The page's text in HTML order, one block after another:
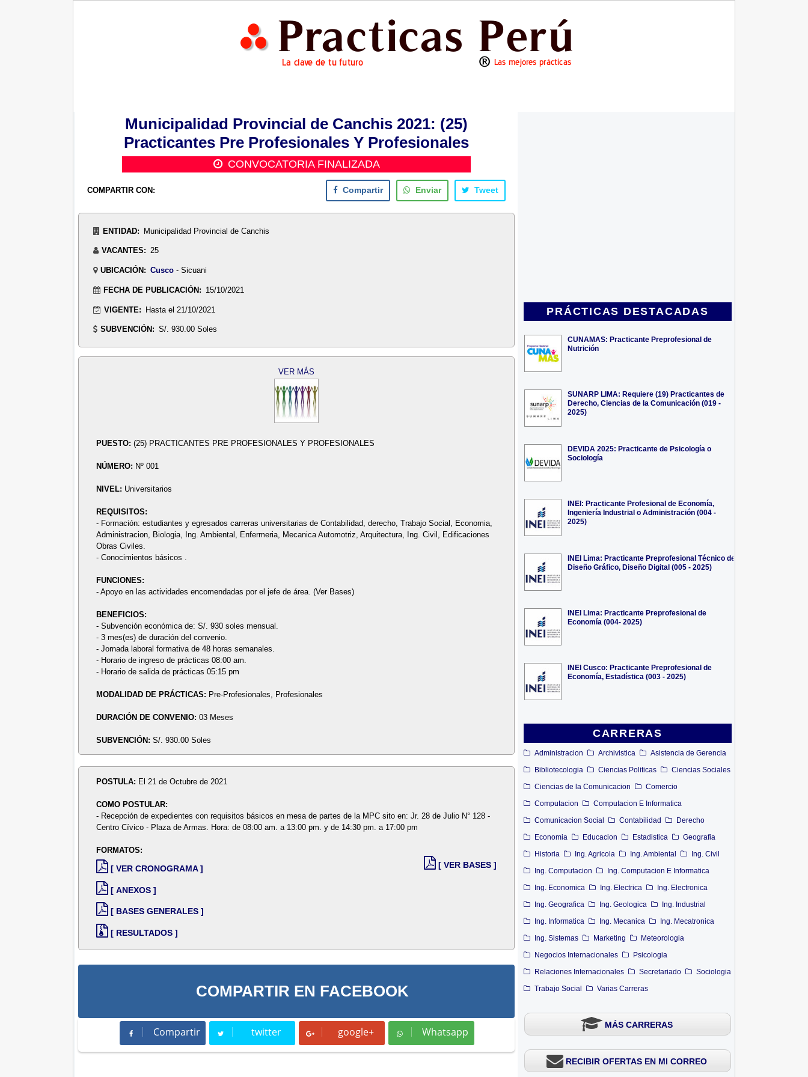
PRÁCTICAS DESTACADAS
CUNAMAS: Practicante Preprofesional de
Nutrición
SUNARP LIMA: Requiere (19) Practicantes de
Derecho, Ciencias de la Comunicación (019 -
2025)
DEVIDA 2025: Practicante de Psicología o
Sociología
INEI: Practicante Profesional de Economía,
Ingeniería Industrial o Administración (004 -
2025)
INEI Lima: Practicante Preprofesional Técnico de
Diseño Gráfico, Diseño Digital (005 - 2025)
INEI Lima: Practicante Preprofesional de
Economía (004- 2025)
INEI Cusco: Practicante Preprofesional de
Economía, Estadística (003 - 2025)
CARRERAS
Administracion Archivistica
Asistencia de Gerencia
Bibliotecologia
Ciencias Politicas
Ciencias Sociales
Ciencias de la Comunicacion
Comercio
Computacion
Computacion E Informatica
Comunicacion Social
Contabilidad
Derecho
Economia
Educacion Estadistica
Geografia
Historia
Ing. Agricola Ing. Ambiental
Ing. Civil
Ing. Computacion
Ing. Computacion E Informatica
Ing. Economica
Ing. Electrica
Ing. Electronica
Ing. Geografica
Ing. Geologica
Ing. Industrial
Ing. Informatica
Ing. Mecanica
Ing. Mecatronica
Ing. Sistemas
Marketing
Meteorologia
Negocios Internacionales
Psicologia
Relaciones Internacionales
Secretariado
Sociologia
Trabajo Social
Varias Carreras
MÁS CARRERAS
RECIBIR OFERTAS EN MI CORREO
Municipalidad Provincial de Canchis 2021: (25)
Practicantes Pre Profesionales Y Profesionales
CONVOCATORIA FINALIZADA
COMPARTIR CON: Compartir Enviar Tweet
ENTIDAD: Municipalidad Provincial de Canchis
VACANTES: 25
UBICACIÓN: Cusco- Sicuani
FECHA DE PUBLICACIÓN: 15/10/2021
VIGENTE: Hasta el 21/10/2021
SUBVENCIÓN: S/. 930.00 Soles
VER MÁS
PUESTO:(25) PRACTICANTES PRE PROFESIONALES Y PROFESIONALES
NÚMERO: Nº 001
NIVEL: Universitarios
REQUISITOS:
- Formación: estudiantes y egresados carreras universitarias de Contabilidad, derecho, Trabajo Social, Economia,
Administracion, Biologia, Ing. Ambiental, Enfermeria, Mecanica Automotriz, Arquitectura, Ing. Civil, Edificaciones
Obras Civiles.
- Conocimientos básicos .
FUNCIONES:
- Apoyo en las actividades encomendadas por el jefe de área. (Ver Bases)
BENEFICIOS:
- Subvención económica de: S/. 930 soles mensual.
- 3 mes(es) de duración del convenio.
- Jornada laboral formativa de 48 horas semanales.
- Horario de ingreso de prácticas 08:00 am.
- Horario de salida de prácticas 05:15 pm
MODALIDAD DE PRÁCTICAS: Pre-Profesionales, Profesionales
DURACIÓN DE CONVENIO:03 Meses
SUBVENCIÓN:S/. 930.00 Soles
POSTULA: El 21 de Octubre de 2021
COMO POSTULAR:
- Recepción de expedientes con requisitos básicos en mesa de partes de la MPC sito en: Jr. 28 de Julio N° 128 -
Centro Cívico - Plaza de Armas. Hora: de 08:00 am. a 13:00 pm. y de 14:30 pm. a 17:00 pm
FORMATOS:
[ VER CRONOGRAMA ]
[ ANEXOS ]
[ BASES GENERALES ]
[ RESULTADOS ]
[ VER BASES ]
COMPARTIR EN FACEBOOK
Compartir
Compartir twitter
Tweet google+ Whatsapp
Whatsapp